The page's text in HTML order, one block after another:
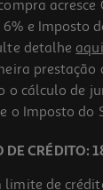
Goldfish 1l
acresce
e Imposto
detalhe aqui
prestação
o cálculo de
o Imposto do
DE CRÉDITO:
de